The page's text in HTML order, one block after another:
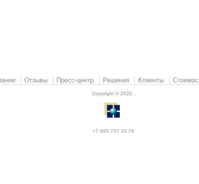
Отзывы Пресс-центр Решения Клиенты
Copyright © 2026
+7 495 737 33 76